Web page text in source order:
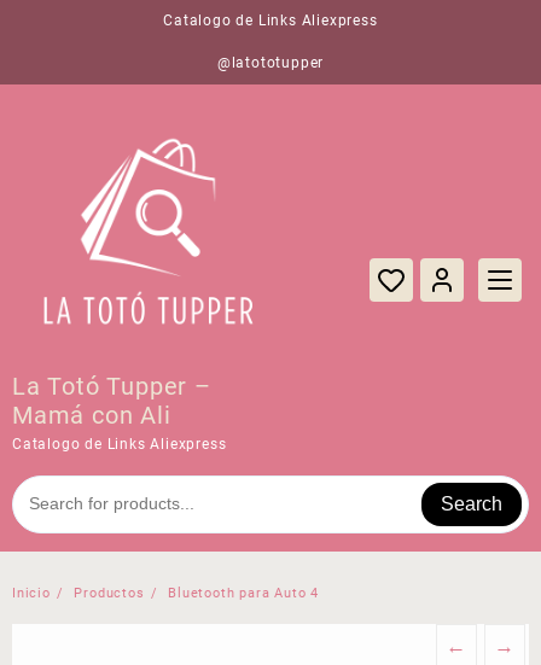
Catalogo de Links Aliexpress
@latototupper
La Totó Tupper –
Mamá con Ali
Catalogo de Links Aliexpress
Search
Inicio Productos Bluetooth para Auto 4
← →